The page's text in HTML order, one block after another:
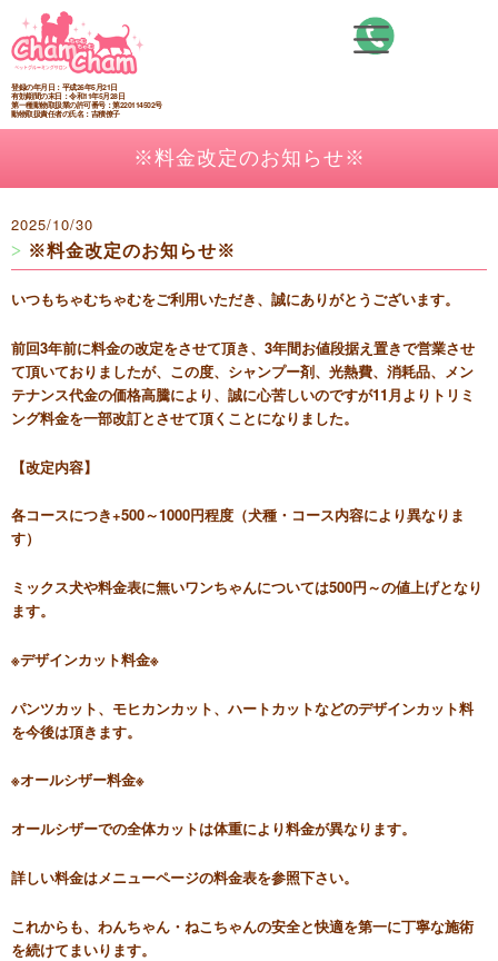
容
を
ス
キ
登録の年月日：平成26年5月21日
有効期間の末日：令和11年5月28日
第一種動物取扱業の許可番号：第220114502号
動物取扱責任者の氏名：吉積僚子
※料金改定のお知らせ※
2025/10/30
> ※料金改定のお知らせ※
いつもちゃむちゃむをご利用いただき、誠にありがとうございます。
前回3年前に料金の改定をさせて頂き、3年間お値段据え置きで営業させ
て頂いておりましたが、この度、シャンプー剤、光熱費、消耗品、メン
テナンス代金の価格高騰により、誠に心苦しいのですが11月よりトリミ
ング料金を一部改訂とさせて頂くことになりました。
【改定内容】
各コースにつき+500～1000円程度（犬種・コース内容により異なりま
す）
ミックス犬や料金表に無いワンちゃんについては500円～の値上げとなり
ます。
※デザインカット料金※
パンツカット、モヒカンカット、ハートカットなどのデザインカット料
を今後は頂きます。
※オールシザー料金※
オールシザーでの全体カットは体重により料金が異なります。
詳しい料金はメニューページの料金表を参照下さい。
これからも、わんちゃん・ねこちゃんの安全と快適を第一に丁寧な施術
を続けてまいります。